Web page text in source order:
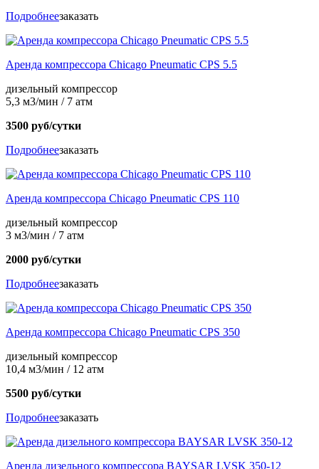
Подробнеезаказать
Аренда компрессора Chicago Pneumatic CPS 5.5
дизельный компрессор
5,3 м3/мин / 7 атм
3500 руб/сутки
Подробнеезаказать
Аренда компрессора Chicago Pneumatic CPS 110
дизельный компрессор
3 м3/мин / 7 атм
2000 руб/сутки
Подробнеезаказать
Аренда компрессора Chicago Pneumatic CPS 350
дизельный компрессор
10,4 м3/мин / 12 атм
5500 руб/сутки
Подробнеезаказать
Аренда дизельного компрессора BAYSAR LVSK 350-12